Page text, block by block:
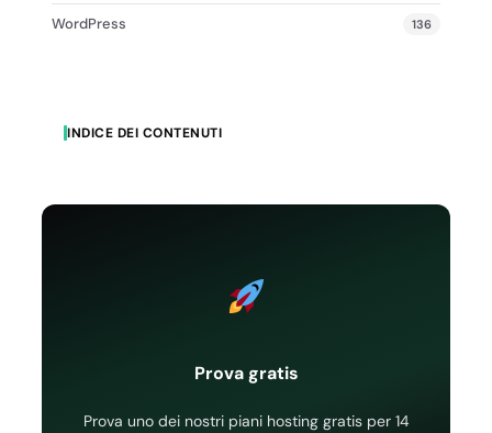
WordPress 136
INDICE DEI CONTENUTI
Prova gratis
Prova uno dei nostri piani hosting gratis per 14